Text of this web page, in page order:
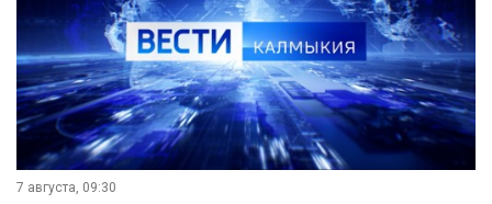
7 августа, 09:30